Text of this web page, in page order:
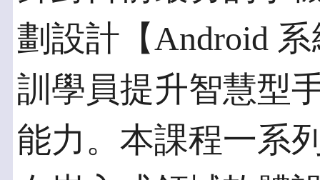
劃設計【Android
訓學員提升智慧型
能力。本課程一系